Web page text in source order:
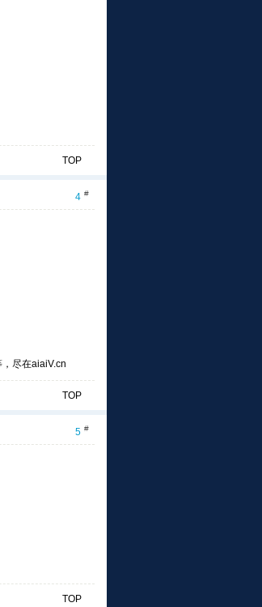
TOP
4 #
尽在aiaiV.cn
TOP
5 #
TOP